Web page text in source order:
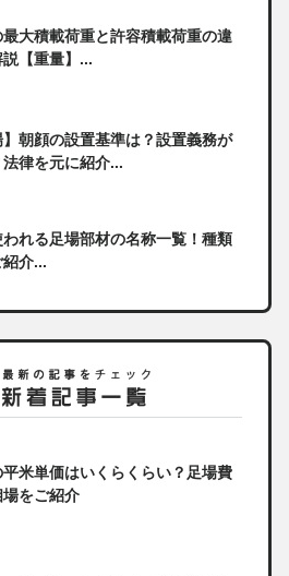
最大積載荷重と許容積載荷重の違
説【重量】...
】朝顔の設置基準は？設置義務が
法律を元に紹介...
われる足場部材の名称一覧！種類
介...
平米単価はいくらくらい？足場費
場をご紹介